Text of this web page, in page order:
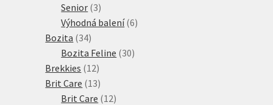
produkty
Senior 33
produkty
Výhodná balení 66
Bozita 3434
produktů
Bozita Feline 3030
Brekkies 1212
produktů
Brit Care 1313
produktů
Brit Care 1212